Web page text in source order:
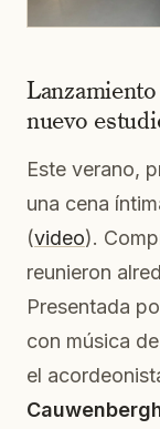
nuevo
Este verano,
una cena
(video).
reunieron
Presentada
con música
el